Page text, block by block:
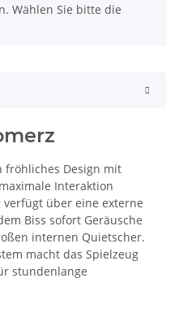
Wählen Sie bitte die
fröhliches Design mit
Interaktion
verfügt über eine externe
Biss sofort Geräusche
internen Quietscher.
macht das Spielzeug
stundenlange